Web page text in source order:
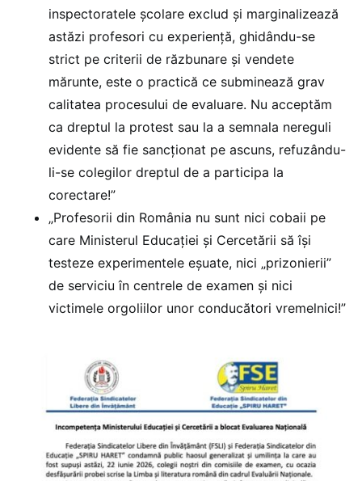
inspectoratele școlare exclud și marginalizează
astăzi profesori cu experiență, ghidându-se
strict pe criterii de răzbunare și vendete
mărunte, este o practică ce subminează grav
calitatea procesului de evaluare. Nu acceptăm
ca dreptul la protest sau la a semnala nereguli
evidente să fie sancționat pe ascuns, refuzându-
li-se colegilor dreptul de a participa la
corectare!”
„Profesorii din România nu sunt nici cobaii pe
care Ministerul Educației și Cercetării să își
testeze experimentele eșuate, nici „prizonierii”
de serviciu în centrele de examen și nici
victimele orgoliilor unor conducători vremelnici!”